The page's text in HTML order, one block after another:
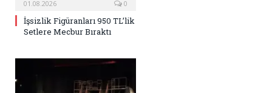
01.08.2026 0
İşsizlik Figüranları 950 TL’lik
Setlere Mecbur Bıraktı